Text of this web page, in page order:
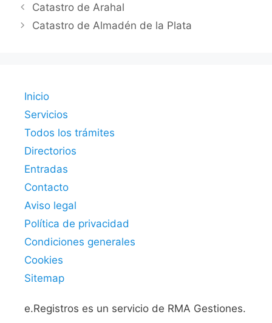
Catastro de Arahal
Catastro de Almadén de la Plata
Inicio
Servicios
Todos los trámites
Directorios
Entradas
Contacto
Aviso legal
Política de privacidad
Condiciones generales
Cookies
Sitemap
e.Registros es un servicio de RMA Gestiones.